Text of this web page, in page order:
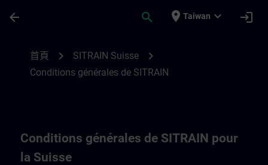
arrow_back search place Taiwan expand_more login
首頁 chevron_right SITRAIN Suisse chevron_right
Conditions générales de SITRAIN
Conditions générales de SITRAIN pour
la Suisse